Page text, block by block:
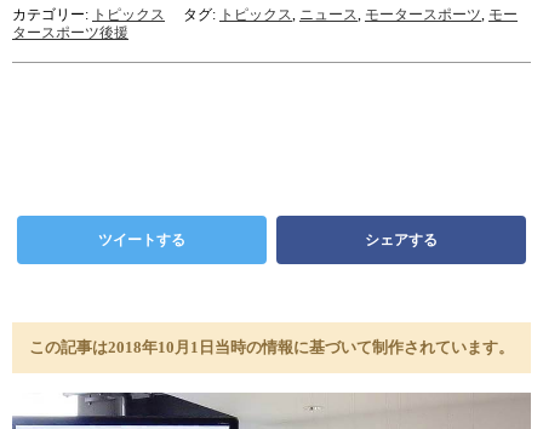
カテゴリー: トピックス タグ: トピックス, ニュース, モータースポーツ, モー
タースポーツ後援
ツイートする シェアする
この記事は2018年10月1日当時の情報に基づいて制作されています。